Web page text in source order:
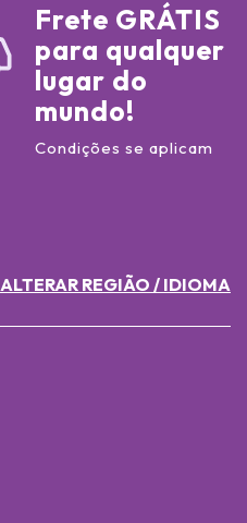
Frete GRÁTIS
para qualquer
lugar do
mundo!
Condições se aplicam
ALTERAR REGIÃO / IDIOMA